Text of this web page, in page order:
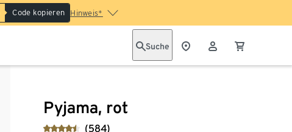
Code kopieren Hinweis*
Suche
Pyjama, rot
(584)